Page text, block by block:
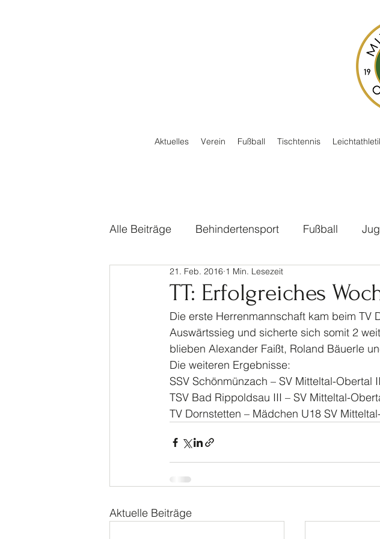
Aktuelles Verein Fußball Tischtennis
Alle Beiträge Behindertensport Fußball
Sinalco Cup 2020 Tischtennis
Allgemein Parasport Kinderturnen
TT: Erfolgreiches
21. Feb. 2016 1 Min. Lesezeit
Die erste Herrenmannschaft kam beim TV
Auswärtssieg und sicherte sich somit 2
blieben Alexander Faißt, Roland Bäuerle
Die weiteren Ergebnisse:
SSV Schönmünzach – SV Mitteltal-Obertal
TSV Bad Rippoldsau III – SV Mitteltal-
TV Dornstetten – Mädchen U18 SV
Aktuelle Beiträge